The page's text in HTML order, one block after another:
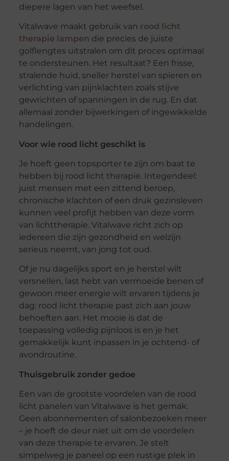
diepere lagen van het weefsel.
Vitalwave maakt gebruik van rood licht
therapie lampen die precies de juiste
golflengtes uitstralen om dit proces optimaal
te ondersteunen. Het resultaat? Een frisse,
stralende huid, sneller herstel van spieren en
verlichting van pijnklachten zoals stijve
gewrichten of spanningen in de rug. En dat
allemaal zonder bijwerkingen of ingewikkelde
handelingen.
Voor wie rood licht geschikt is
Je hoeft geen topsporter te zijn om baat te
hebben bij rood licht therapie. Integendeel:
juist mensen met een zittend beroep,
chronische klachten of een druk gezinsleven
kunnen veel profijt hebben van deze vorm
van lichttherapie. Vitalwave richt zich op
iedereen die zijn gezondheid en welzijn
serieus neemt, van jong tot oud.
Of je nu dagelijks sport en je herstel wilt
versnellen, last hebt van vermoeide benen of
gewoon meer energie wilt ervaren tijdens je
dag: rood licht therapie past zich aan jouw
behoeften aan. Het mooie is dat de
toepassing volledig pijnloos is en je het
gemakkelijk kunt inpassen in je ochtend- of
avondroutine.
Thuisgebruik zonder gedoe
Een van de grootste voordelen van de rood
licht panelen van Vitalwave is het gemak.
Geen abonnementen of salonbezoeken meer
– je hoeft de deur niet uit om de voordelen
van deze therapie te ervaren. Je stelt
simpelweg je paneel op een rustige plek in